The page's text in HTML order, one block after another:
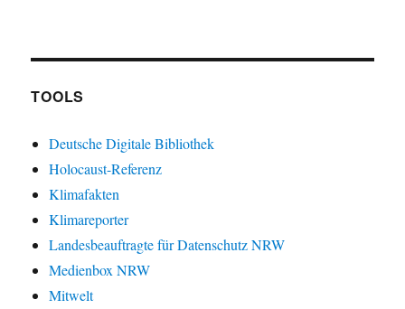
TOOLS
Deutsche Digitale Bibliothek
Holocaust-Referenz
Klimafakten
Klimareporter
Landesbeauftragte für Datenschutz NRW
Medienbox NRW
Mitwelt